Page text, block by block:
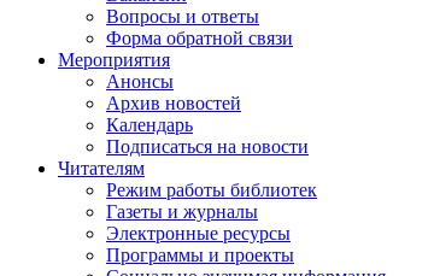
Вопросы и ответы
Форма обратной связи
Мероприятия
Анонсы
Архив новостей
Календарь
Подписаться на новости
Читателям
Режим работы библиотек
Газеты и журналы
Электронные ресурсы
Программы и проекты